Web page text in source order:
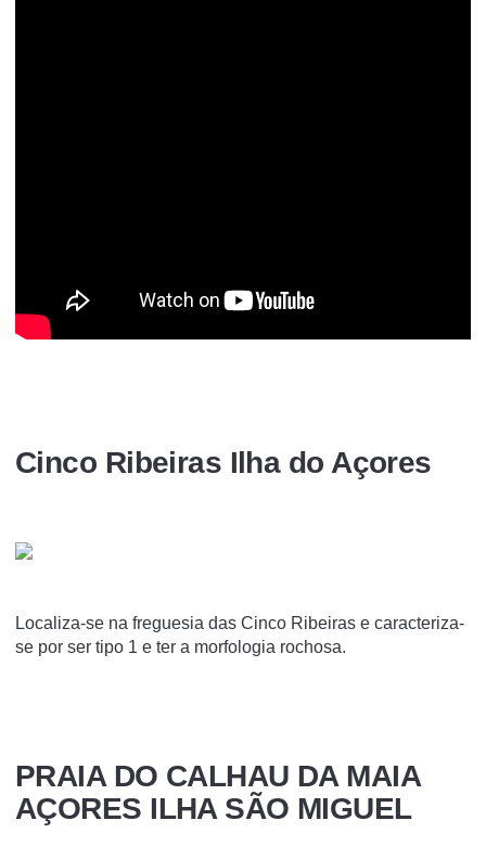
Cinco Ribeiras Ilha do Açores
Localiza-se na freguesia das Cinco Ribeiras e caracteriza-
se por ser tipo 1 e ter a morfologia rochosa.
PRAIA DO CALHAU DA MAIA
AÇORES ILHA SÃO MIGUEL